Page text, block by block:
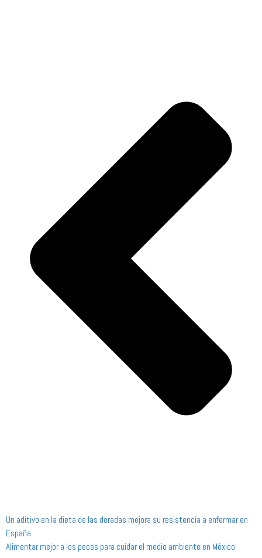
Un aditivo en la dieta de las doradas mejora su resistencia a enfermar en
España
Alimentar mejor a los peces para cuidar el medio ambiente en México